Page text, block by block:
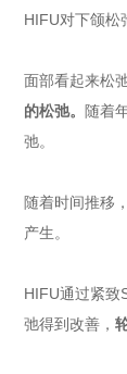
HIFU对下颌松
面部看起来松
的松弛。
随着
弛。
随着时间推移
产生。
HIFU通过紧致
弛得到改善，